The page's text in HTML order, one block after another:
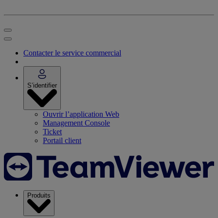
Contacter le service commercial
S’identifier
Ouvrir l’application Web
Management Console
Ticket
Portail client
Produits